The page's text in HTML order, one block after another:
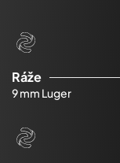
Ráže
9 mm Luger